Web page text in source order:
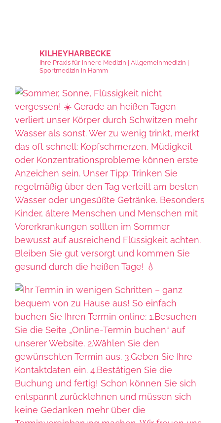
KILHEYHARBECKE
Ihre Praxis für Innere Medizin | Allgemeinmedizin |
Sportmedizin in Hamm